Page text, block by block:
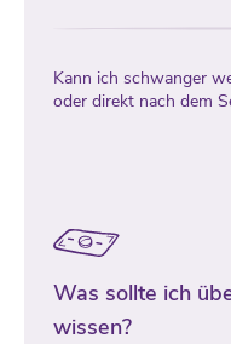
Kann ich schwanger
oder direkt nach dem
Was sollte ich
wissen?